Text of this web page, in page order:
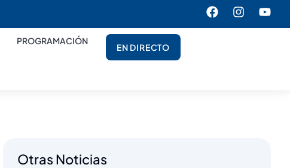
PROGRAMACIÓN
EN DIRECTO
Otras Noticias